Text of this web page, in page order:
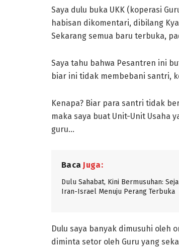
Saya dulu buka UKK (koperasi
habisan dikomentari, dibilang
Sekarang semua baru terbuka,
Saya tahu bahwa Pesantren ini
biar ini tidak membebani santri,
Kenapa? Biar para santri tidak
maka saya buat Unit-Unit Usaha
guru…
Baca Juga:
Dulu Sahabat, Kini Bermusuhan:
Iran-Israel Menuju Perang Terbuka
Dulu saya banyak dimusuhi oleh
diminta setor oleh Guru yang